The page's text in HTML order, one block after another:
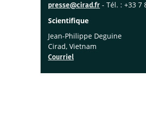
presse@cirad.fr - Tél. : +33 7
Scientifique
Jean-Philippe Deguine
Cirad, Vietnam
Courriel